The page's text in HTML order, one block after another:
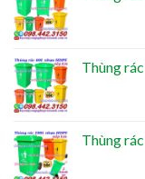
Thùng
Thùng